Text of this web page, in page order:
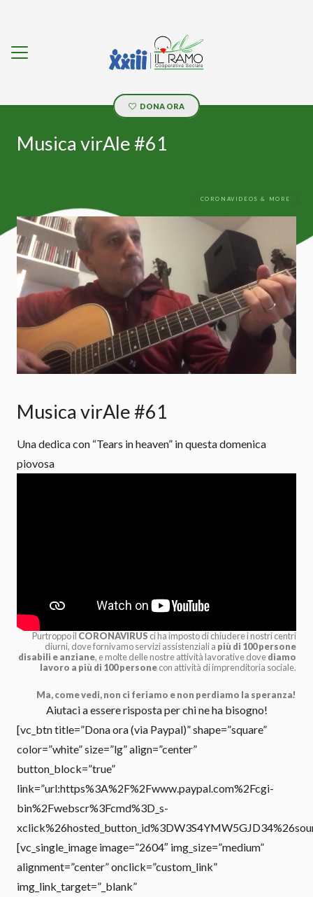
DONA ORA
Musica virAle #61
CORONAVIDEOS & MORE
Musica virAle #61
Una dedica con “Tears in heaven” in questa domenica
piovosa
Purtroppo il CORONAVIRUS ci ha imposto di chiudere i nostri centri
diurni, dove fornivamo servizi assistenziali a più di 100 persone
disabili e anziane, e molte delle nostre attività lavorative dovediamo
lavoro a più di 100 personecon attività di imprenditoria sociale.
Ma, come vedi, non ci feriamo e non perdiamo la speranza!
Aiutaci a essere risposta per chi ne ha bisogno!
[vc_btn title=”Dona ora (via Paypal)” shape=”square”
color=”white” size=”lg” align=”center”
button_block=”true”
link=”url:https%3A%2F%2Fwww.paypal.com%2Fcgi-
bin%2Fwebscr%3Fcmd%3D_s-
[vc_single_image image=”2604″ img_size=”medium”
alignment=”center” onclick=”custom_link”
img_link_target=”_blank”